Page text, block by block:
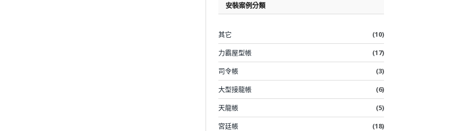
安裝案例分類
其它
(10)
力霸屋型帳
(17)
司令帳
(3)
大型接龍帳
(6)
天龍帳
(5)
宮廷帳
(18)